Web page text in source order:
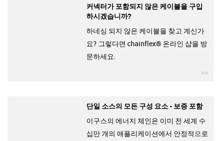
커넥터가 포함되지 않은 케이블을 구입
하시겠습니까?
하네싱 되지 않은 케이블을 찾고 계신가
요? 그렇다면 chainflex® 온라인 샵을 방
문하세요.
단일 소스의 모든 구성 요소 - 보증 포함
이구스의 에너지 체인은 이미 전 세계 수
십만 개의 애플리케이션에서 안정적으로